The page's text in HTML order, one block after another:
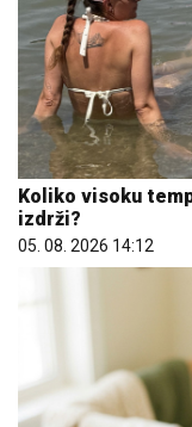
Koliko visoku
izdrži?
05. 08. 2026 14:12